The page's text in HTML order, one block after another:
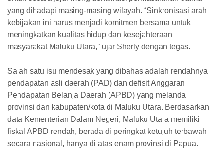
yang dihadapi masing-masing wilayah. “Sinkronisasi arah
kebijakan ini harus menjadi komitmen bersama untuk
meningkatkan kualitas hidup dan kesejahteraan
masyarakat Maluku Utara,” ujar Sherly dengan tegas.
Salah satu isu mendesak yang dibahas adalah rendahnya
pendapatan asli daerah (PAD) dan defisit Anggaran
Pendapatan Belanja Daerah (APBD) yang melanda
provinsi dan kabupaten/kota di Maluku Utara. Berdasarkan
data Kementerian Dalam Negeri, Maluku Utara memiliki
fiskal APBD rendah, berada di peringkat ketujuh terbawah
secara nasional, hanya di atas enam provinsi di Papua.